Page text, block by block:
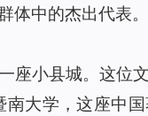
体中的杰出代表。
座小县城。这位
大学，这座中